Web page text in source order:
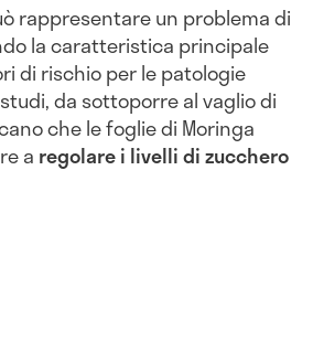
rappresentare un problema di
la caratteristica principale
di rischio per le patologie
da sottoporre al vaglio di
che le foglie di Moringa
a regolare i livelli di zucchero